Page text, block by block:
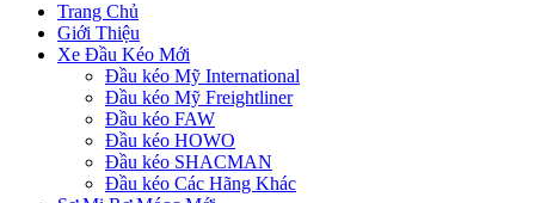
Trang Chủ
Giới Thiệu
Xe Đầu Kéo Mới
Đầu kéo Mỹ International
Đầu kéo Mỹ Freightliner
Đầu kéo FAW
Đầu kéo HOWO
Đầu kéo SHACMAN
Đầu kéo Các Hãng Khác